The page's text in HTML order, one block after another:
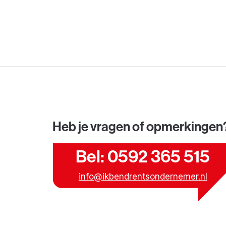
Heb je vragen of
Bel: 0592 365 515
info@ikbendrentsondernemer.nl